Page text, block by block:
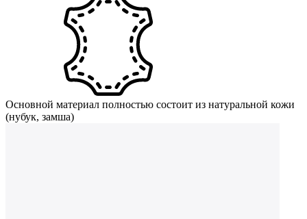
Основной материал полностью состоит из натуральной кожи
(нубук, замша)